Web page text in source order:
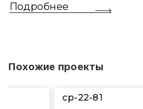
обычный одинарный кирпич.
Подробнее
Похожие проекты
cp-22-81